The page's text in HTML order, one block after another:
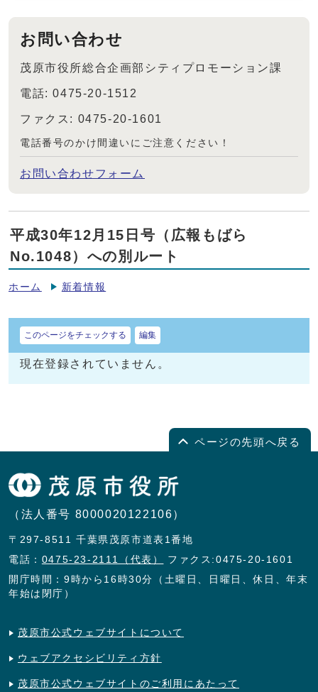
お問い合わせ
茂原市役所総合企画部シティプロモーション課
電話: 0475-20-1512
ファクス: 0475-20-1601
電話番号のかけ間違いにご注意ください！
お問い合わせフォーム
平成30年12月15日号（広報もばら
No.1048）への別ルート
ホーム 新着情報
このページをチェックする 編集
現在登録されていません。
ページの先頭へ戻る
（法人番号 8000020122106）
〒297-8511 千葉県茂原市道表1番地
電話： 0475-23-2111（代表）
ファクス:0475-20-1601
開庁時間：9時から16時30分（土曜日、日曜日、休日、年末
年始は閉庁）
茂原市公式ウェブサイトについて
ウェブアクセシビリティ方針
茂原市公式ウェブサイトのご利用にあたって